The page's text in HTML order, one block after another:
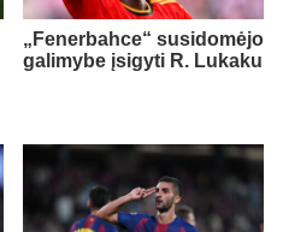
„Fenerbahce“ susidomėjo
galimybe įsigyti R. Lukaku